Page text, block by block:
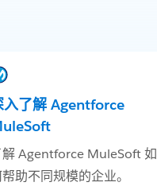
入了解 Agentforce
解 Agentforce MuleSoft 如
助不同规模的企业。